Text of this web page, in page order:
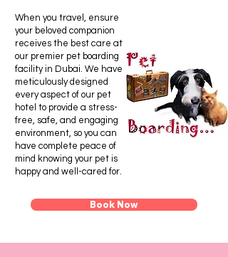
When you travel, ensure
your beloved companion
receives the best care at
our premier pet boarding
facility in Dubai. We have
meticulously designed
every aspect of our pet
hotel to provide a stress-
free, safe, and engaging
environment, so you can
have complete peace of
mind knowing your pet is
happy and well-cared for.
Book Now